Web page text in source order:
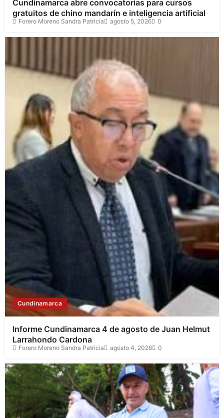
Cundinamarca abre convocatorias para cursos
gratuitos de chino mandarín e inteligencia artificial
Forero Moreno Sandra Patricia agosto 5, 2026 0
Cundinamarca
Informe Cundinamarca 4 de agosto de Juan Helmut
Larrahondo Cardona
Forero Moreno Sandra Patricia agosto 4, 2026 0